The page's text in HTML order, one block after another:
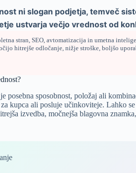
ni slogan podjetja, temveč
ustvarja večjo vrednost od
stran, SEO, avtomatizacija in umetna
hitrejše odločanje, nižje stroške, boljšo
posebna sposobnost, položaj ali
kupca ali posluje učinkoviteje. Lahko
izvedba, močnejša blagovna